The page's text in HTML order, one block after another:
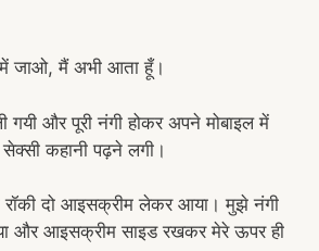
जाओ, मैं अभी आता हूँ।
और पूरी नंगी होकर अपने मोबाइल में
कहानी पढ़ने लगी।
रॉकी दो आइसक्रीम लेकर आया। मुझे नंगी
और आइसक्रीम साइड रखकर मेरे ऊपर ही